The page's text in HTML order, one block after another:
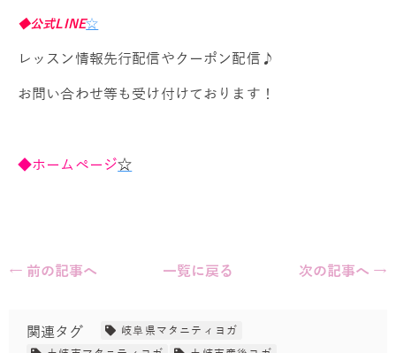
◆公式LINE☆
レッスン情報先行配信やクーポン配信♪
お問い合わせ等も受け付けております！
◆ホームページ☆
← 前の記事へ 一覧に戻る 次の記事へ →
関連タグ
岐阜県マタニティヨガ